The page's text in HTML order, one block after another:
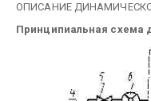
ОПИСАНИЕ
Принципиальная схема